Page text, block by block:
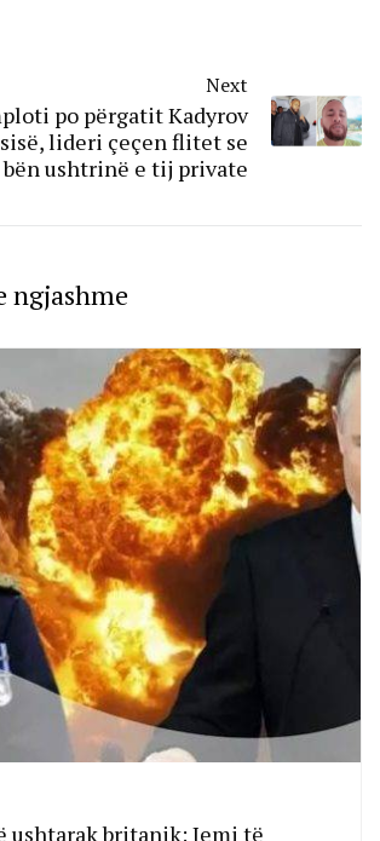
Next
po përgatit Kadyrov
lideri çeçen flitet se
bën ushtrinë e tij private
ngjashme
ushtarak britanik: Jemi të